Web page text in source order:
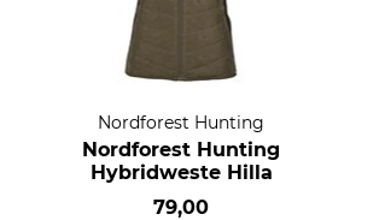
Nordforest Hunting
Nordforest Hunting
Hybridweste Hilla
79,00